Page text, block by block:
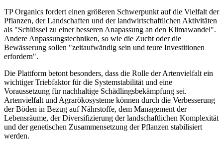
TP Organics fordert einen größeren Schwerpunkt auf die Vielfalt der
Pflanzen, der Landschaften und der landwirtschaftlichen Aktivitäten
als "Schlüssel zu einer besseren Anapassung an den Klimawandel".
Andere Anpassungstechniken, so wie die Zucht oder die
Bewässerung sollen "zeitaufwändig sein und teure Investitionen
erfordern".
Die Plattform betont besonders, dass die Rolle der Artenvielfalt ein
wichtiger Triebfaktor für die Systemstabilität und eine
Voraussetzung für nachhaltige Schädlingsbekämpfung sei.
Artenvielfalt und Agrarökosysteme können durch die Verbesserung
der Böden in Bezug auf Nährstoffe, dem Management der
Lebensräume, der Diversifizierung der landschaftlichen Komplexität
und der genetischen Zusammensetzung der Pflanzen stabilisiert
werden.